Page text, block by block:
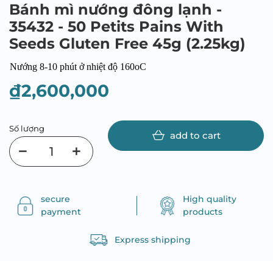
Bánh mì nướng đông lạnh -
35432 - 50 Petits Pains With
Seeds Gluten Free 45g (2.25kg)
Nướng 8-10 phút ở nhiệt độ 160oC
₫2,600,000
Số lượng
add to cart
secure
payment
High quality
products
Express shipping